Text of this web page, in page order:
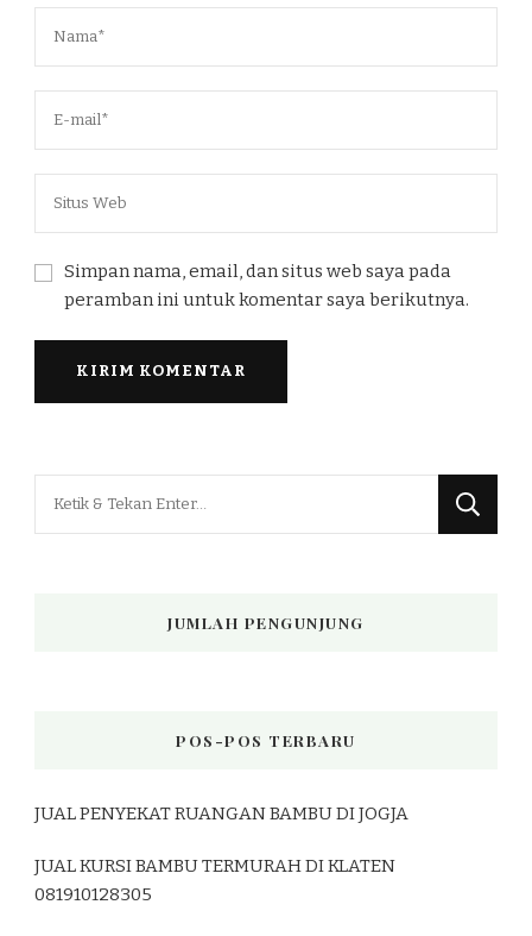
Simpan nama, email, dan situs web saya pada
peramban ini untuk komentar saya berikutnya.
JUMLAH PENGUNJUNG
POS-POS TERBARU
JUAL PENYEKAT RUANGAN BAMBU DI JOGJA
JUAL KURSI BAMBU TERMURAH DI KLATEN
081910128305